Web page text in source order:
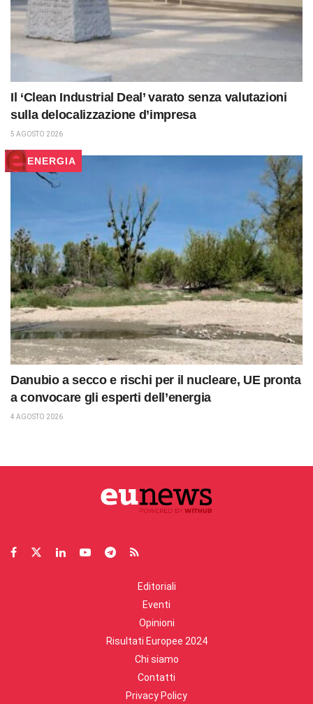
Il ‘Clean Industrial Deal’ varato senza valutazioni
sulla delocalizzazione d’impresa
5 AGOSTO 2026
ENERGIA
Danubio a secco e rischi per il nucleare, UE pronta
a convocare gli esperti dell’energia
4 AGOSTO 2026
Editoriali
Eventi
Opinioni
Risultati Europee 2024
Chi siamo
Contatti
Privacy Policy